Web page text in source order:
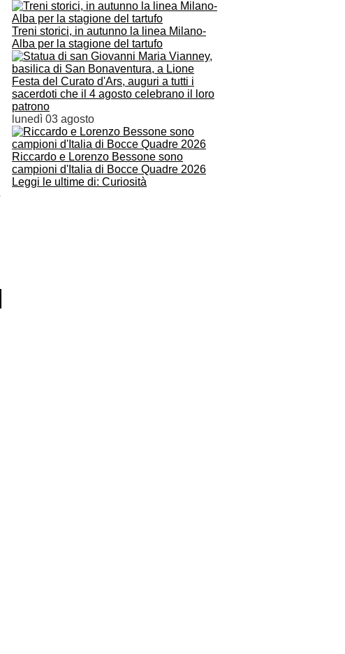
Treni storici, in autunno la linea Milano-
Alba per la stagione del tartufo
Festa del Curato d'Ars, auguri a tutti i
sacerdoti che il 4 agosto celebrano il loro
patrono
lunedì 03 agosto
Riccardo e Lorenzo Bessone sono
campioni d'Italia di Bocce Quadre 2026
Leggi le ultime di: Curiosità